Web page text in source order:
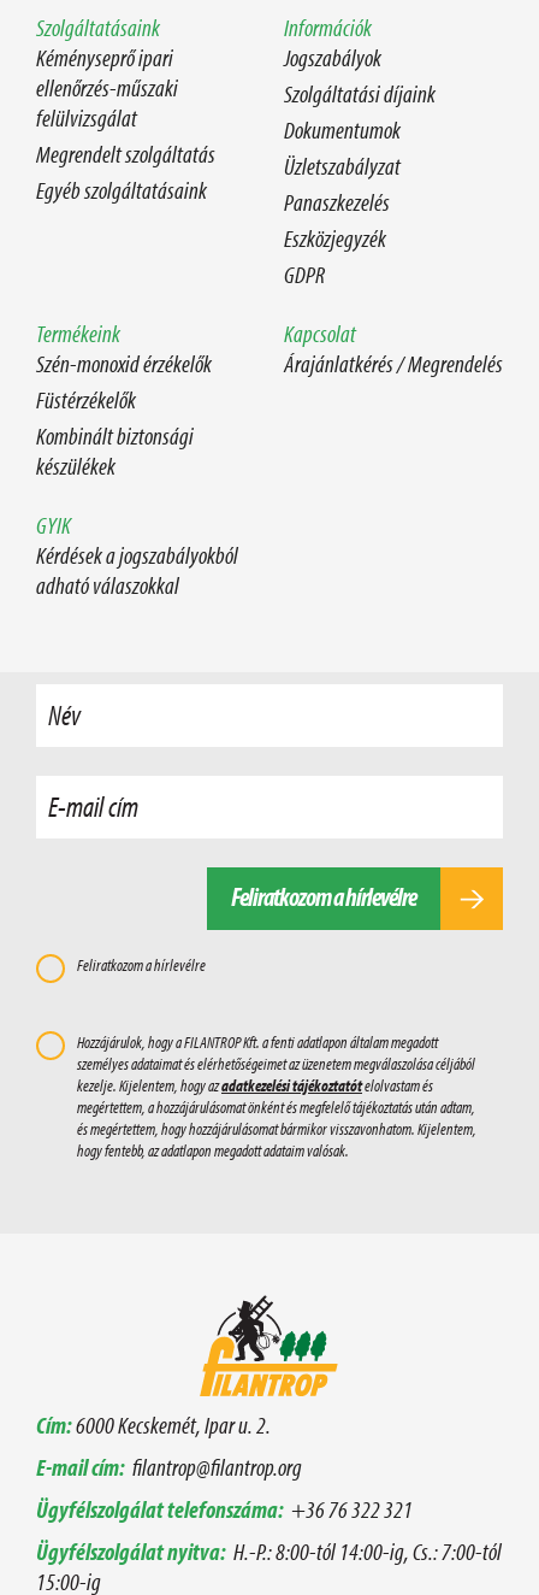
Szolgáltatásaink
Kéményseprő ipari
ellenőrzés-műszaki
felülvizsgálat
Megrendelt szolgáltatás
Egyéb szolgáltatásaink
Információk
Jogszabályok
Szolgáltatási díjaink
Dokumentumok
Üzletszabályzat
Panaszkezelés
Eszközjegyzék
GDPR
Termékeink
Szén-monoxid érzékelők
Füstérzékelők
Kombinált biztonsági
készülékek
Kapcsolat
Árajánlatkérés / Megrendelés
GYIK
Kérdések a jogszabályokból
adható válaszokkal
Név
E-mail cím
Feliratkozom a hírlevélre
Feliratkozom a hírlevélre
Hozzájárulok, hogy a FILANTROP Kft. a fenti adatlapon általam megadott
személyes adataimat és elérhetőségeimet az üzenetem megválaszolása céljából
kezelje. Kijelentem, hogy azadatkezelési tájékoztatótelolvastam és
megértettem, a hozzájárulásomat önként és megfelelő tájékoztatás után adtam,
és megértettem, hogy hozzájárulásomat bármikor visszavonhatom. Kijelentem,
hogy fentebb, az adatlapon megadott adataim valósak.
Cím:6000 Kecskemét, Ipar u. 2.
E-mail cím: filantrop@filantrop.org
Ügyfélszolgálat telefonszáma: +36 76 322 321
Ügyfélszolgálat nyitva: H.-P.: 8:00-tól 14:00-ig, Cs.: 7:00-tól
15:00-ig